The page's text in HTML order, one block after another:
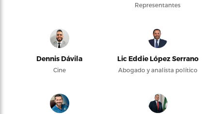
Representantes
Dennis Dávila
Cine
Lic Eddie López Serrano
Abogado y analista político